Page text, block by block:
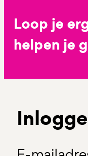
Loop je
helpen je